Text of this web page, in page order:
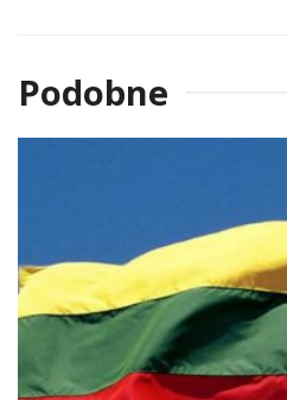
Podobne